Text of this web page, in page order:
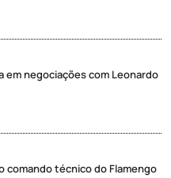
em negociações com Leonardo
comando técnico do Flamengo